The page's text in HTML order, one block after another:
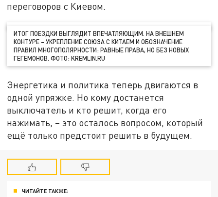
переговоров с Киевом.
ИТОГ ПОЕЗДКИ ВЫГЛЯДИТ ВПЕЧАТЛЯЮЩИМ. НА ВНЕШНЕМ
КОНТУРЕ – УКРЕПЛЕНИЕ СОЮЗА С КИТАЕМ И ОБОЗНАЧЕНИЕ
ПРАВИЛ МНОГОПОЛЯРНОСТИ: РАВНЫЕ ПРАВА, НО БЕЗ НОВЫХ
ГЕГЕМОНОВ. ФОТО: KREMLIN.RU
Энергетика и политика теперь двигаются в
одной упряжке. Но кому достанется
выключатель и кто решит, когда его
нажимать, – это осталось вопросом, который
ещё только предстоит решить в будущем.
ЧИТАЙТЕ ТАКЖЕ: